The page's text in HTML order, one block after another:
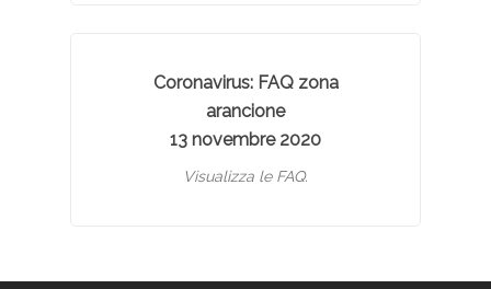
Coronavirus: FAQ zona
arancione
13 novembre 2020
Visualizza le FAQ.